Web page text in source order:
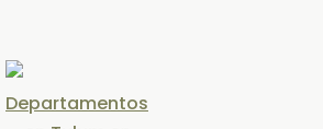
Departamentos